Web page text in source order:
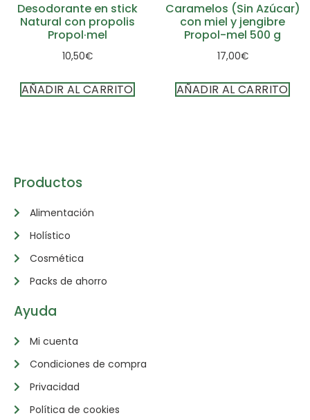
Desodorante en stick
Natural con propolis
Propol·mel
10,50€
AÑADIR AL CARRITO
Caramelos (Sin Azúcar)
con miel y jengibre
Propol-mel 500 g
17,00€
AÑADIR AL CARRITO
Productos
Alimentación
Holístico
Cosmética
Packs de ahorro
Ayuda
Mi cuenta
Condiciones de compra
Privacidad
Política de cookies